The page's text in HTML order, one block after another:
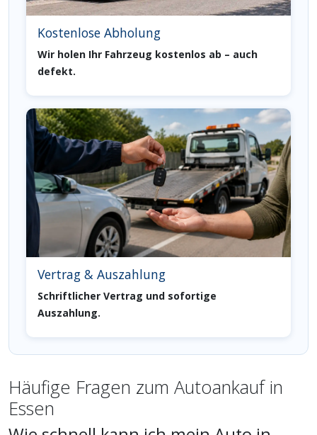
Kostenlose Abholung
Wir holen Ihr Fahrzeug kostenlos ab – auch
defekt.
Vertrag & Auszahlung
Schriftlicher Vertrag und sofortige
Auszahlung.
Häufige Fragen zum Autoankauf in
Essen